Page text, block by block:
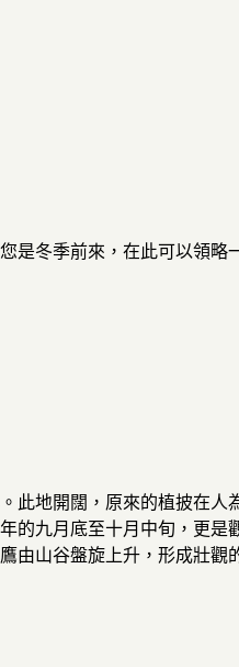
是冬季前來，在此可以領略
地開闊，原來的植披在
的九月底至十月中旬，更
由山谷盤旋上升，形成壯觀